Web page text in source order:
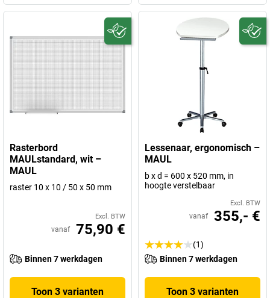
Rasterbord
MAULstandard, wit –
MAUL
raster 10 x 10 / 50 x 50 mm
Excl. BTW
vanaf 75,90 €
Binnen 7 werkdagen
Toon 3 varianten
Lessenaar, ergonomisch –
MAUL
b x d = 600 x 520 mm, in
hoogte verstelbaar
Excl. BTW
vanaf 355,- €
(1)
Binnen 7 werkdagen
Toon 3 varianten